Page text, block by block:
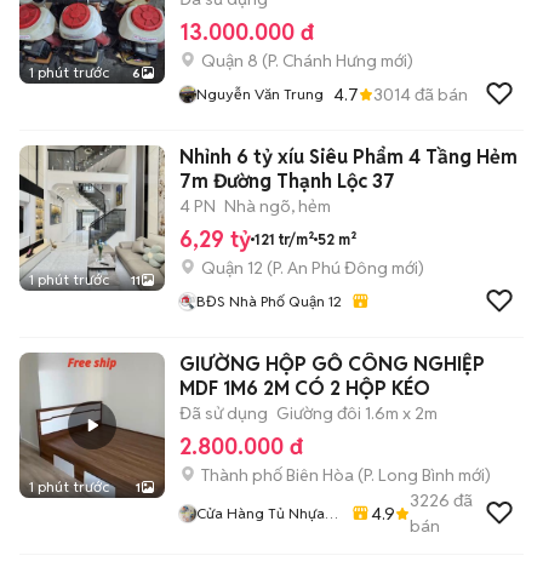
1 phút trước 6
13.000.000 đ
Quận 8 (P. Chánh Hưng mới)
Nguyễn Văn Trung 4.7 3014đã bán
1 phút trước 11
Nhỉnh 6 tỷ xíu Siêu Phẩm 4 Tầng Hẻm
7m Đường Thạnh Lộc 37
4 PN Nhà ngõ, hẻm
6,29 tỷ 121 tr/m² 52 m²
Quận 12 (P. An Phú Đông mới)
BĐS Nhà Phố Quận 12
1 phút trước 1
GIƯỜNG HỘP GỖ CÔNG NGHIỆP
MDF 1M6 2M CÓ 2 HỘP KÉO
Đã sử dụng Giường đôi 1.6m x 2m
2.800.000 đ
Thành phố Biên Hòa (P. Long Bình mới)
Cửa Hàng Tủ Nhựa
4.9
3226 đã
bán